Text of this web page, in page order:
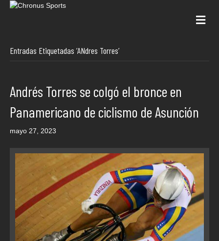
Entradas Etiquetadas ‘ANdres Torres’
Andrés Torres se colgó el bronce en
Panamericano de ciclismo de Asunción
mayo 27, 2023